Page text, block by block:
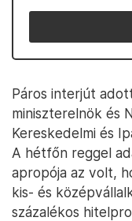
Páros interjút
miniszterelnök és
Kereskedelmi és
A hétfőn reggel
apropója az volt,
kis- és
százalékos